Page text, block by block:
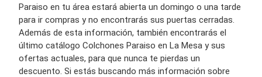
Paraiso en tu área estará abierta un domingo o una tarde
para ir compras y no encontrarás sus puertas cerradas.
Además de esta información, también encontrarás el
último catálogo Colchones Paraiso en La Mesa y sus
ofertas actuales, para que nunca te pierdas un
descuento. Si estás buscando más información sobre